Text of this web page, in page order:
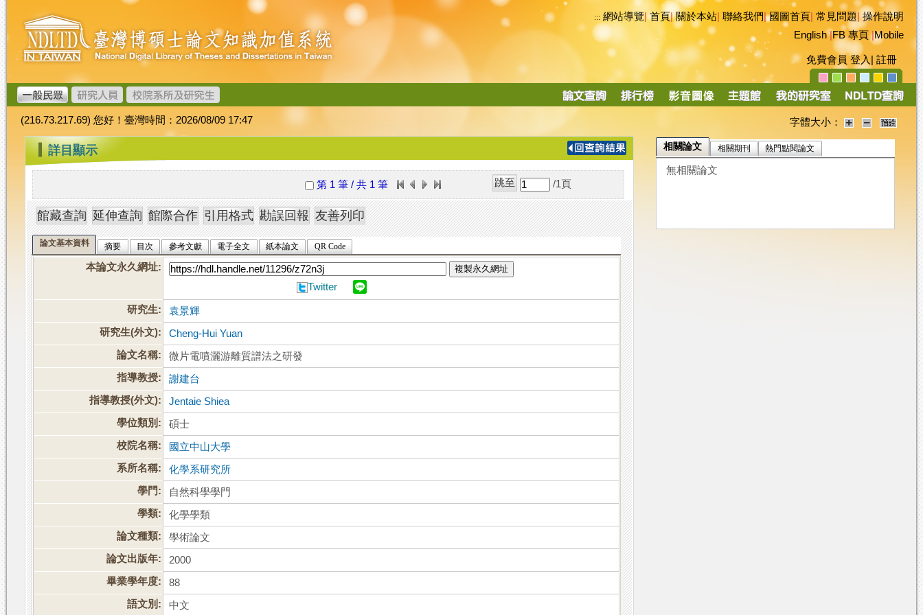
跳
到
主
要
內
容
臺
灣
博
碩
士
論
文
加
值
系
統
::: 網站導覽|首頁|關於本站 聯絡我們|國圖首頁 常見問題|操作說明
English|FB 專頁|Mobile
免費會員 登入 註冊
導
(216.73.217.69) 您好！臺灣時間：2026/08/09 17:47 字體大小：
::: 詳目顯示
第 1 筆 / 共 1 筆 /1 頁
論文基本資料 摘要 目次 參考文獻 電子全文 紙本論文 QR Code
本論文永久網址: 複製永久網址
Twitter
研究生:
袁景輝
研究生(外文):
Cheng-Hui Yuan
論文名稱:
微片電噴灑游離質譜法之研發
指導教授:
謝建台
指導教授(外文):
Jentaie Shiea
學位類別:
碩士
校院名稱:
國立中山大學
系所名稱:
化學系研究所
學門:
自然科學學門
學類:
化學學類
論文種類:
學術論文
論文出版年:
2000
畢業學年度:
88
語文別:
中文
相關論文 相關期刊 熱門點閱論文
無相關論文